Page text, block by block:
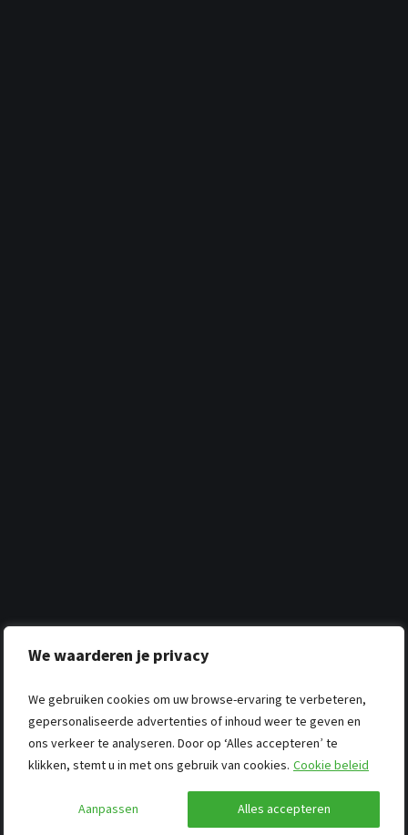
We waarderen je privacy
We gebruiken cookies om uw browse-ervaring te verbeteren,
gepersonaliseerde advertenties of inhoud weer te geven en
ons verkeer te analyseren. Door op ‘Alles accepteren’ te
klikken, stemt u in met ons gebruik van cookies. Cookie beleid
Aanpassen Alles accepteren